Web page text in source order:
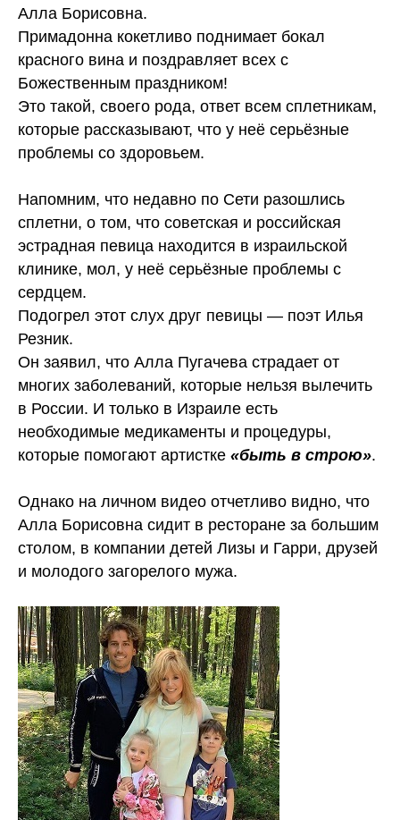
Алла Борисовна.
Примадонна кокетливо поднимает бокал
красного вина и поздравляет всех с
Божественным праздником!
Это такой, своего рода, ответ всем сплетникам,
которые рассказывают, что у неё серьёзные
проблемы со здоровьем.
Напомним, что недавно по Сети разошлись
сплетни, о том, что советская и российская
эстрадная певица находится в израильской
клинике, мол, у неё серьёзные проблемы с
сердцем.
Подогрел этот слух друг певицы — поэт Илья
Резник.
Он заявил, что Алла Пугачева страдает от
многих заболеваний, которые нельзя вылечить
в России. И только в Израиле есть
необходимые медикаменты и процедуры,
которые помогают артистке «быть в строю».
Однако на личном видео отчетливо видно, что
Алла Борисовна сидит в ресторане за большим
столом, в компании детей Лизы и Гарри, друзей
и молодого загорелого мужа.